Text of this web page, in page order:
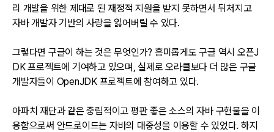
리 개발을 위한 제대로 된 재정적 지원을 받지 못하면서 뒤처지고
자바 개발자 기반의 사랑을 잃어버릴 수 있다.
그렇다면 구글이 하는 것은 무엇인가? 흥미롭게도 구글 역시 오픈J
DK 프로젝트에 기여하고 있으며, 실제로 오라클보다 더 많은 구글
개발자들이 OpenJDK 프로젝트에 참여하고 있다.
아파치 재단과 같은 중립적이고 평판 좋은 소스의 자바 구현물을 이
용함으로써 안드로이드는 자바의 대중성을 이용할 수 있었다. 하지